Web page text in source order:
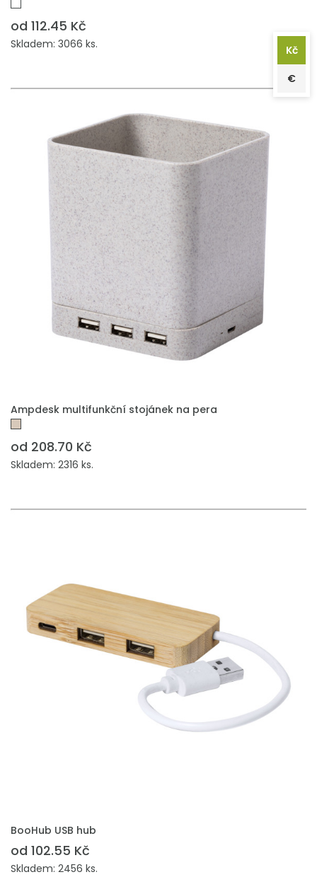
od 112.45 Kč
Skladem: 3066 ks.
PŘIDAT DO POPTÁVKY
Ampdesk multifunkční stojánek na pera
od 208.70 Kč
Skladem: 2316 ks.
PŘIDAT DO POPTÁVKY
BooHub USB hub
od 102.55 Kč
Skladem: 2456 ks.
Kč
€